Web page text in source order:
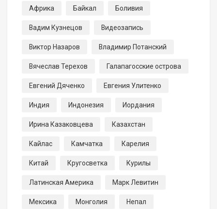
Африка Байкал Боливия
Вадим Кузнецов Видеозапись
Виктор Назаров Владимир Потанский
Вячеслав Терехов Галапагосские острова
Евгений Дяченко Евгения Улитенко
Индия Индонезия Иордания
Ирина Казаковцева Казахстан
Кайлас Камчатка Карелия
Китай Кругосветка Курилы
Латинская Америка Марк Левитин
Мексика Монголия Непал